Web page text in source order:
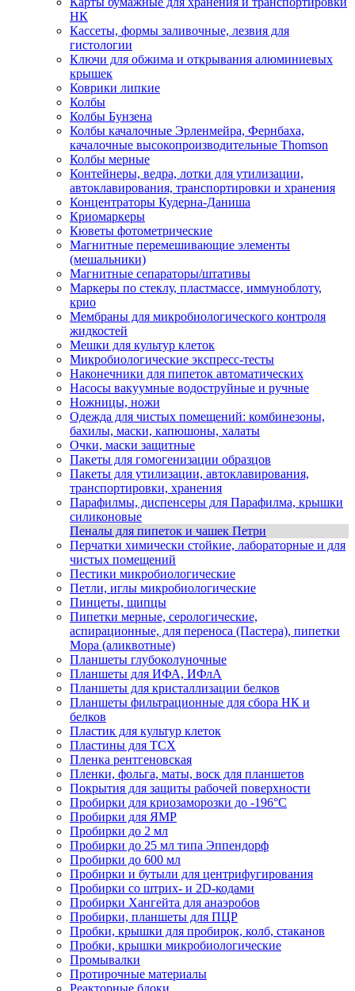
НК
Кассеты, формы заливочные, лезвия для
гистологии
Ключи для обжима и открывания алюминиевых
крышек
Коврики липкие
Колбы
Колбы Бунзена
Колбы качалочные Эрленмейра, Фернбаха,
качалочные высокопроизводительные Thomson
Колбы мерные
Контейнеры, ведра, лотки для утилизации,
автоклавирования, транспортировки и хранения
Концентраторы Кудерна-Даниша
Криомаркеры
Кюветы фотометрические
Магнитные перемешивающие элементы
(мешальники)
Магнитные сепараторы/штативы
Маркеры по стеклу, пластмассе, иммуноблоту,
крио
Мембраны для микробиологического контроля
жидкостей
Мешки для культур клеток
Микробиологические экспресс-тесты
Наконечники для пипеток автоматических
Насосы вакуумные водоструйные и ручные
Ножницы, ножи
Одежда для чистых помещений: комбинезоны,
бахилы, маски, капюшоны, халаты
Очки, маски защитные
Пакеты для гомогенизации образцов
Пакеты для утилизации, автоклавирования,
транспортировки, хранения
Парафилмы, диспенсеры для Парафилма, крышки
силиконовые
Пеналы для пипеток и чашек Петри
Перчатки химически стойкие, лабораторные и для
чистых помещений
Пестики микробиологические
Петли, иглы микробиологические
Пинцеты, щипцы
Пипетки мерные, серологические,
аспирационные, для переноса (Пастера), пипетки
Мора (аликвотные)
Планшеты глубоколуночные
Планшеты для ИФА, ИФлА
Планшеты для кристаллизации белков
Планшеты фильтрационные для сбора НК и
белков
Пластик для культур клеток
Пластины для ТСХ
Пленка рентгеновская
Пленки, фольга, маты, воск для планшетов
Покрытия для защиты рабочей поверхности
Пробирки для криозаморозки до -196°С
Пробирки для ЯМР
Пробирки до 2 мл
Пробирки до 25 мл типа Эппендорф
Пробирки до 600 мл
Пробирки и бутыли для центрифугирования
Пробирки со штрих- и 2D-кодами
Пробирки Хангейта для анаэробов
Пробирки, планшеты для ПЦР
Пробки, крышки для пробирок, колб, стаканов
Пробки, крышки микробиологические
Промывалки
Протирочные материалы
Реакторные блоки